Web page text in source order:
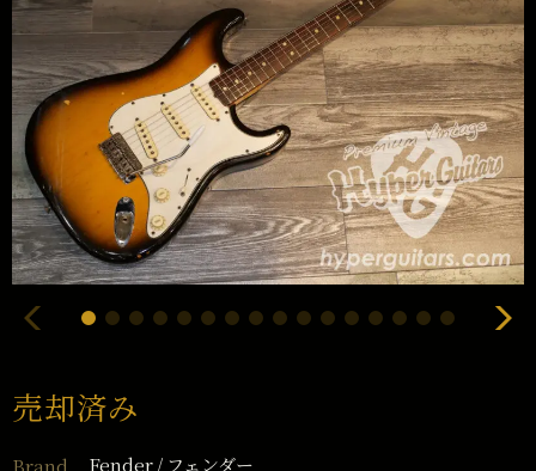
売却済み
Brand Fender
フェンダー